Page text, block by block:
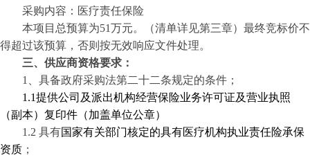
采购内容 ：医疗责任保险
本项目总预算为51万元。（清单详见第三章）最终竞标价不
得超过该预算，否则按无效响应文件处理。
三、供应商资格要求：
1、 具备政府采购法第二十二条规定的条件 ；
1.1提供公司及派出机构经营保险业务许可证及营业执照
（副本）复印件（加盖单位公章）
1.2 具有国家有关部门核定的具有医疗机构执业责任险承保
资质 ；